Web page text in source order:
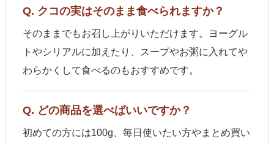
Q. クコの実はそのまま食べられますか？
そのままでもお召し上がりいただけます。ヨーグル
トやシリアルに加えたり、スープやお粥に入れてや
わらかくして食べるのもおすすめです。
Q. どの商品を選べばいいですか？
初めての方には100g、毎日使いたい方やまとめ買い